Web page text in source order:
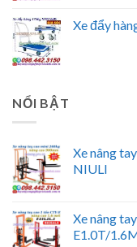
Xe đẩy
NỔI BẬT
Xe nâng
NIULI
Xe nâng
E1.0T/